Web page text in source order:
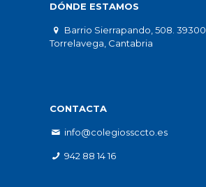
DÓNDE ESTAMOS
Barrio Sierrapando, 508. 39300
Torrelavega, Cantabria
CONTACTA
info@colegiossccto.es
942 88 14 16